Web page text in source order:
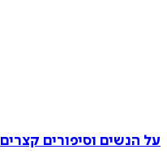
על הנשים וסיפורים קצרים